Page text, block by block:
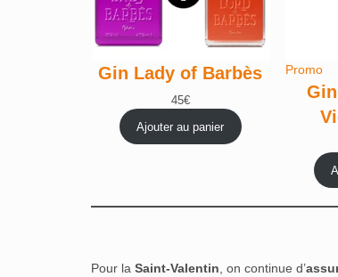
Gin Lady of Barbès
45€
Ajouter au panier
Promo
en
Pour la Saint-Valentin, on continue d’